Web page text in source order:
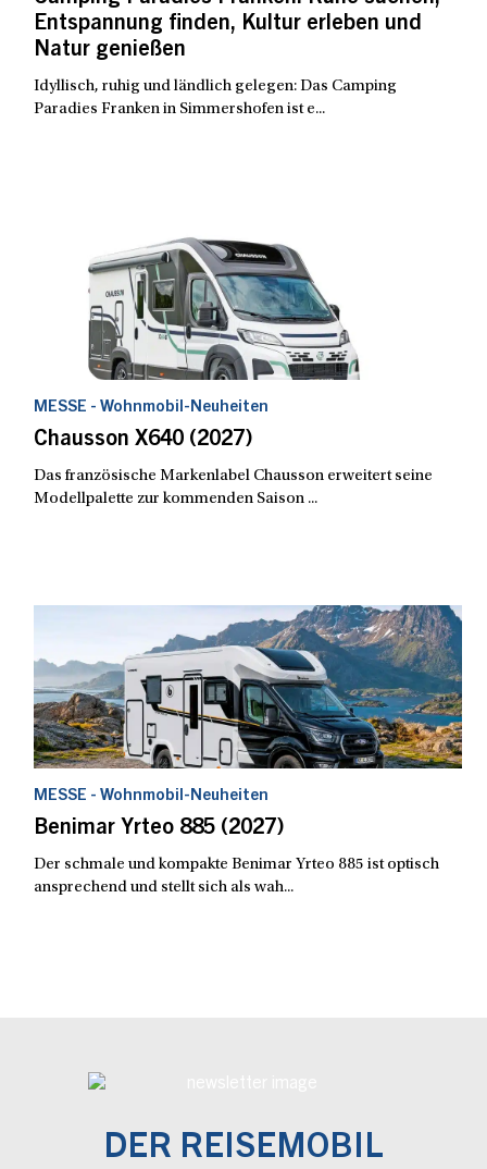
Entspannung finden, Kultur erleben und
Natur genießen
Idyllisch, ruhig und ländlich gelegen: Das Camping
Paradies Franken in Simmershofen ist e...
MESSE - Wohnmobil-Neuheiten
Chausson X640 (2027)
Das französische Markenlabel Chausson erweitert seine
Modellpalette zur kommenden Saison ...
MESSE - Wohnmobil-Neuheiten
Benimar Yrteo 885 (2027)
Der schmale und kompakte Benimar Yrteo 885 ist optisch
ansprechend und stellt sich als wah...
DER REISEMOBIL